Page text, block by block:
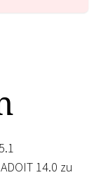
14.0 zu